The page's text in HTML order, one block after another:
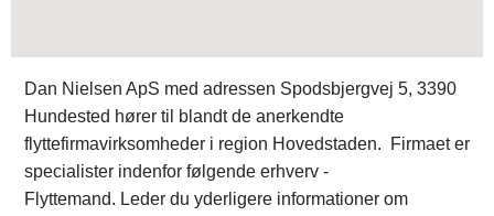
Dan Nielsen ApS med adressen Spodsbjergvej 5, 3390
Hundested hører til blandt de anerkendte
flyttefirmavirksomheder i region Hovedstaden. Firmaet er
specialister indenfor følgende erhverv -
Flyttemand. Leder du yderligere informationer om